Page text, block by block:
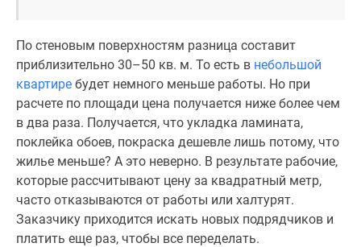
рынка
Покупателю
Экспертиза
новостроек
Эксперты
авторы
проекте
Контакты
Реклама
По стеновым поверхностям разница составит
приблизительно 30–50 кв. м. То есть в небольшой
квартире будет немного меньше работы. Но при
расчете по площади цена получается ниже более чем
в два раза. Получается, что укладка ламината,
поклейка обоев, покраска дешевле лишь потому, что
жилье меньше? А это неверно. В результате рабочие,
которые рассчитывают цену за квадратный метр,
часто отказываются от работы или халтурят.
Заказчику приходится искать новых подрядчиков и
платить еще раз, чтобы все переделать.